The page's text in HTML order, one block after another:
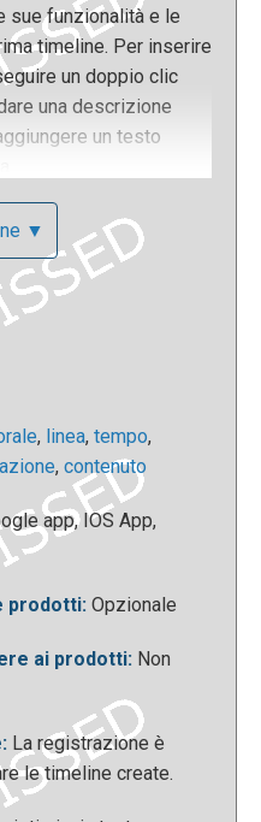
sue funzionalità e le
timeline. Per inserire
un doppio clic
una descrizione
un testo
alla seguente
progetto, la timeline
dispositivo per
potranno invece
▼
, linea, tempo,
, contenuto
app, IOS App,
prodotti: Opzionale
ai prodotti: Non
La registrazione è
le timeline create.